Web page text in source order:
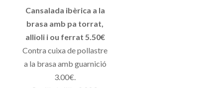
Cansalada ibèrica a la
brasa amb pa torrat,
allioli i ou ferrat 5.50€
Contra cuixa de pollastre
a la brasa amb guarnició
3.00€.